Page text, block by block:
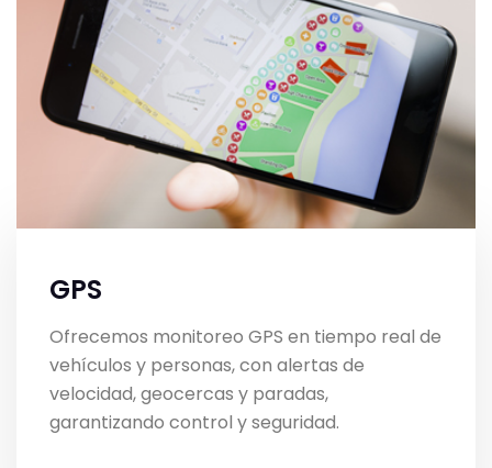
GPS
Ofrecemos monitoreo GPS en tiempo real de
vehículos y personas, con alertas de
velocidad, geocercas y paradas,
garantizando control y seguridad.